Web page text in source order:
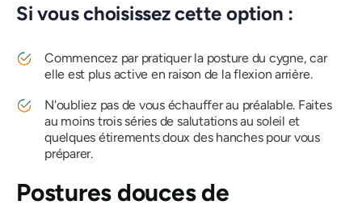
Si vous choisissez cette option :
Commencez par pratiquer la posture du cygne, car
elle est plus active en raison de la flexion arrière.
N'oubliez pas de vous échauffer au préalable. Faites
au moins trois séries de salutations au soleil et
quelques étirements doux des hanches pour vous
préparer.
Postures douces de